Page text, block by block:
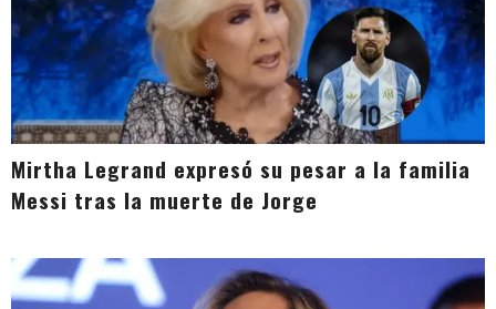
Mirtha Legrand expresó su pesar a la familia
Messi tras la muerte de Jorge